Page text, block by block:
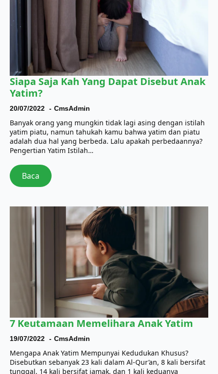
Siapa Saja Kah Yang Dapat Disebut Anak
Yatim?
20/07/2022 CmsAdmin
Banyak orang yang mungkin tidak lagi asing dengan istilah
yatim piatu, namun tahukah kamu bahwa yatim dan piatu
adalah dua hal yang berbeda. Lalu apakah perbedaannya?
Pengertian Yatim Istilah…
Baca
7 Keutamaan Memelihara Anak Yatim
19/07/2022 CmsAdmin
Mengapa Anak Yatim Mempunyai Kedudukan Khusus?
Disebutkan sebanyak 23 kali dalam Al-Qur’an, 8 kali bersifat
tunggal, 14 kali bersifat jamak, dan 1 kali keduanya